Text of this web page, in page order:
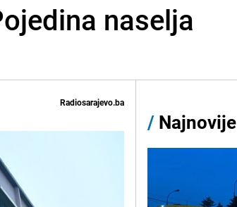
naselja
Radiosarajevo.ba
/ Najnovije